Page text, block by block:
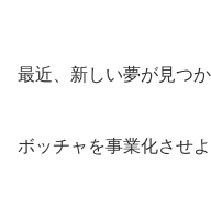
最近、新しい夢が見つか
ボッチャを事業化させよ